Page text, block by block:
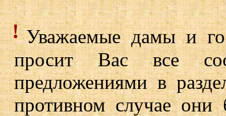
! Уважаемые дамы и
просит Вас все
предложениями в
противном случае они